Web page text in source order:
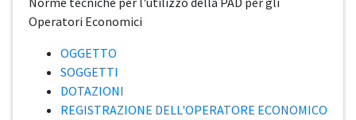
Operatori Economici
OGGETTO
SOGGETTI
DOTAZIONI
REGISTRAZIONE DELL'OPERATORE ECONOMICO